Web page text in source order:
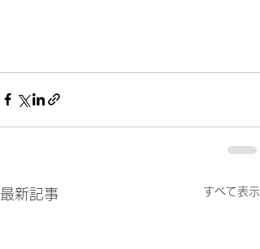
最新記事 すべて表示